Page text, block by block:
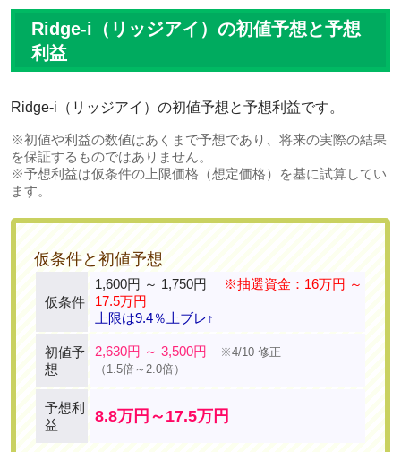
Ridge-i（リッジアイ）の初値予想と予想
利益
Ridge-i（リッジアイ）の初値予想と予想利益です。
※初値や利益の数値はあくまで予想であり、将来の実際の結果
を保証するものではありません。
※予想利益は仮条件の上限価格（想定価格）を基に試算してい
ます。
仮条件と初値予想
仮条件
1,600円 ～ 1,750円
※抽選資金：16万円 ～
17.5万円
上限は9.4％上ブレ↑
初値予
想
2,630円 ～ 3,500円
※4/10 修正
（1.5倍～2.0倍）
予想利
益
8.8万円～17.5万円